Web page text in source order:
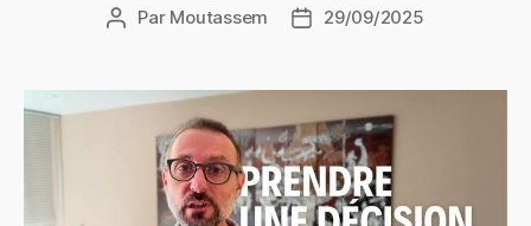
Auteur
Par Moutassem
Date29/09/2025